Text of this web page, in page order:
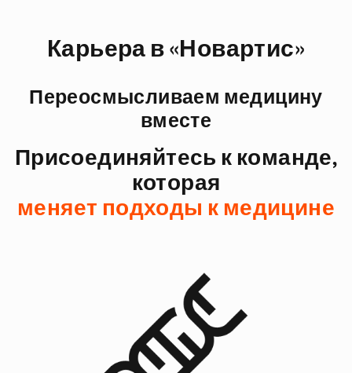
Карьера в «Новартис»
Переосмысливаем медицину
вместе
Присоединяйтесь к команде,
которая
меняет подходы к медицине